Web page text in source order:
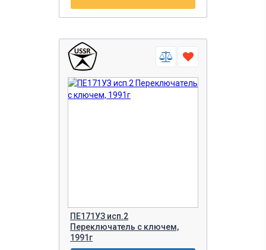
ПЕ171УЗ исп.2
Переключатель с ключем,
1991г